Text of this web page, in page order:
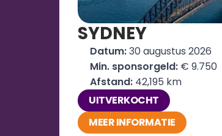
SYDNEY
Datum: 30 augustus 2026
Min. sponsorgeld: € 9.750
Afstand: 42,195 km
UITVERKOCHT
MEER INFORMATIE